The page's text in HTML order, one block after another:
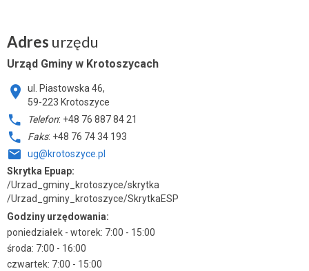
Adres urzędu
Urząd Gminy w Krotoszycach
ul. Piastowska 46,
59-223 Krotoszyce
Telefon: +48 76 887 84 21
Faks: +48 76 74 34 193
ug@krotoszyce.pl
Skrytka Epuap:
/Urzad_gminy_krotoszyce/skrytka
/Urzad_gminy_krotoszyce/SkrytkaESP
Godziny urzędowania:
poniedziałek - wtorek: 7:00 - 15:00
środa: 7:00 - 16:00
czwartek: 7:00 - 15:00